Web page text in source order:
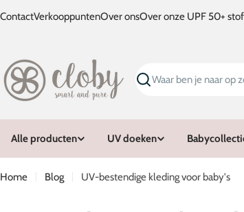
naar
ContactVerkooppuntenOver onsOver onze UPF 50+ stof
Zoeken
Alle producten UV doeken
Home Blog UV-bestendige kleding voor baby's